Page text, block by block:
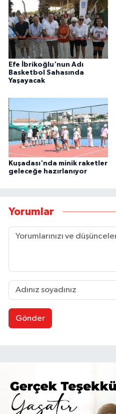
Efe İbrikoğlu'nun Adı
Basketbol Sahasında
Yaşayacak
Kuşadası'nda minik raketler
geleceğe hazırlanıyor
Yorumlar
Gönder